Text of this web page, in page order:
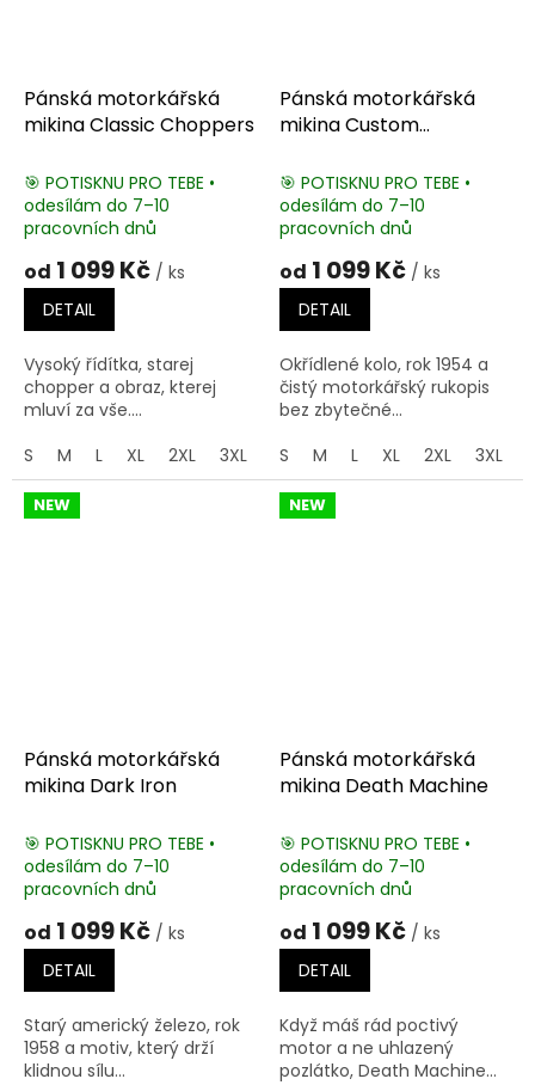
Pánská motorkářská
mikina Classic Choppers
🎯 POTISKNU PRO TEBE •
odesílám do 7–10
pracovních dnů
od 1 099 Kč / ks
DETAIL
Vysoký řídítka, starej
chopper a obraz, kterej
mluví za vše....
S
M L XL 2XL 3XL 4XL 5XL
Pánská motorkářská
mikina Custom
🎯 POTISKNU PRO TEBE •
odesílám do 7–10
pracovních dnů
od 1 099 Kč / ks
DETAIL
Okřídlené kolo, rok 1954 a
čistý motorkářský rukopis
bez zbytečné...
S
M L XL 2XL 3XL
NEW
Pánská motorkářská
mikina Dark Iron
🎯 POTISKNU PRO TEBE •
odesílám do 7–10
pracovních dnů
od 1 099 Kč / ks
DETAIL
Starý americký železo, rok
1958 a motiv, který drží
klidnou sílu...
NEW
Pánská motorkářská
mikina Death Machine
🎯 POTISKNU PRO TEBE •
odesílám do 7–10
pracovních dnů
od 1 099 Kč / ks
DETAIL
Když máš rád poctivý
motor a ne uhlazený
pozlátko, Death Machine...